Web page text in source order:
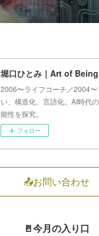
堀口ひとみ｜Art of
2006〜ライフコーチ／2004
い、構造化、言語化。AI時代
能性を探究。
フォロー
📤お問い合わせ
🚪今月の入り口